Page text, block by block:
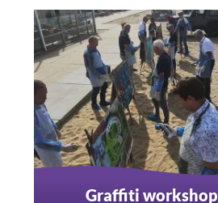
Graffiti workshop